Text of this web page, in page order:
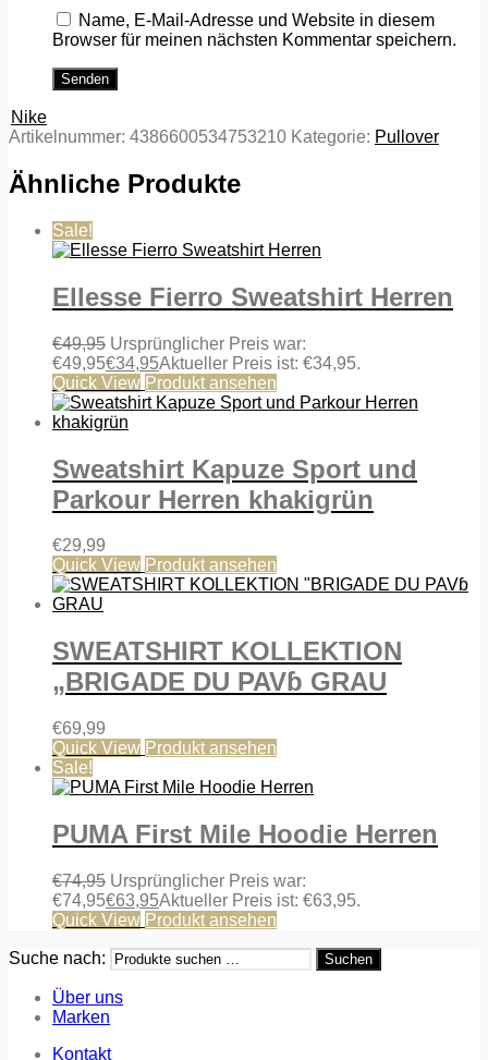
Name, E-Mail-Adresse und Website in diesem
Browser für meinen nächsten Kommentar speichern.
Nike
Artikelnummer: 4386600534753210 Kategorie: Pullover
Ähnliche Produkte
Sale!
Ellesse Fierro Sweatshirt Herren
€49,95 Ursprünglicher Preis war:
€49,95€34,95Aktueller Preis ist: €34,95.
Quick View Produkt ansehen
Sweatshirt Kapuze Sport und
Parkour Herren khakigrün
€29,99
Quick View Produkt ansehen
SWEATSHIRT KOLLEKTION
„BRIGADE DU PAVɓ GRAU
€69,99
Quick View Produkt ansehen
Sale!
PUMA First Mile Hoodie Herren
€74,95 Ursprünglicher Preis war:
€74,95€63,95Aktueller Preis ist: €63,95.
Quick View Produkt ansehen
Suche nach: Suchen
Über uns
Marken
Kontakt